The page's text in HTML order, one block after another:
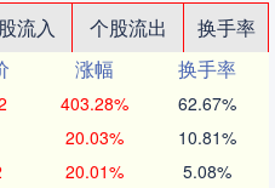
流入 个股流出
换手率
涨幅
换手率
403.28% 62.67%
20.03% 10.81%
20.01% 5.08%